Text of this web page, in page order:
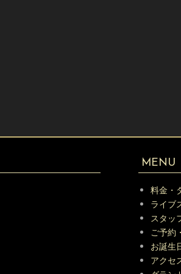
MENU
料金・
ライブ
スタッ
ご予約
お誕生
アクセ